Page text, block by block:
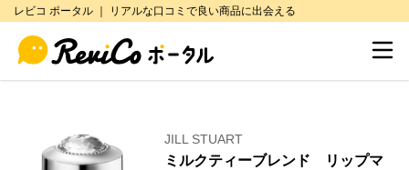
レビコ ポータル ｜ リアルな口コミで良い商品に出会える
JILL STUART
ミルクティーブレンド リップマ